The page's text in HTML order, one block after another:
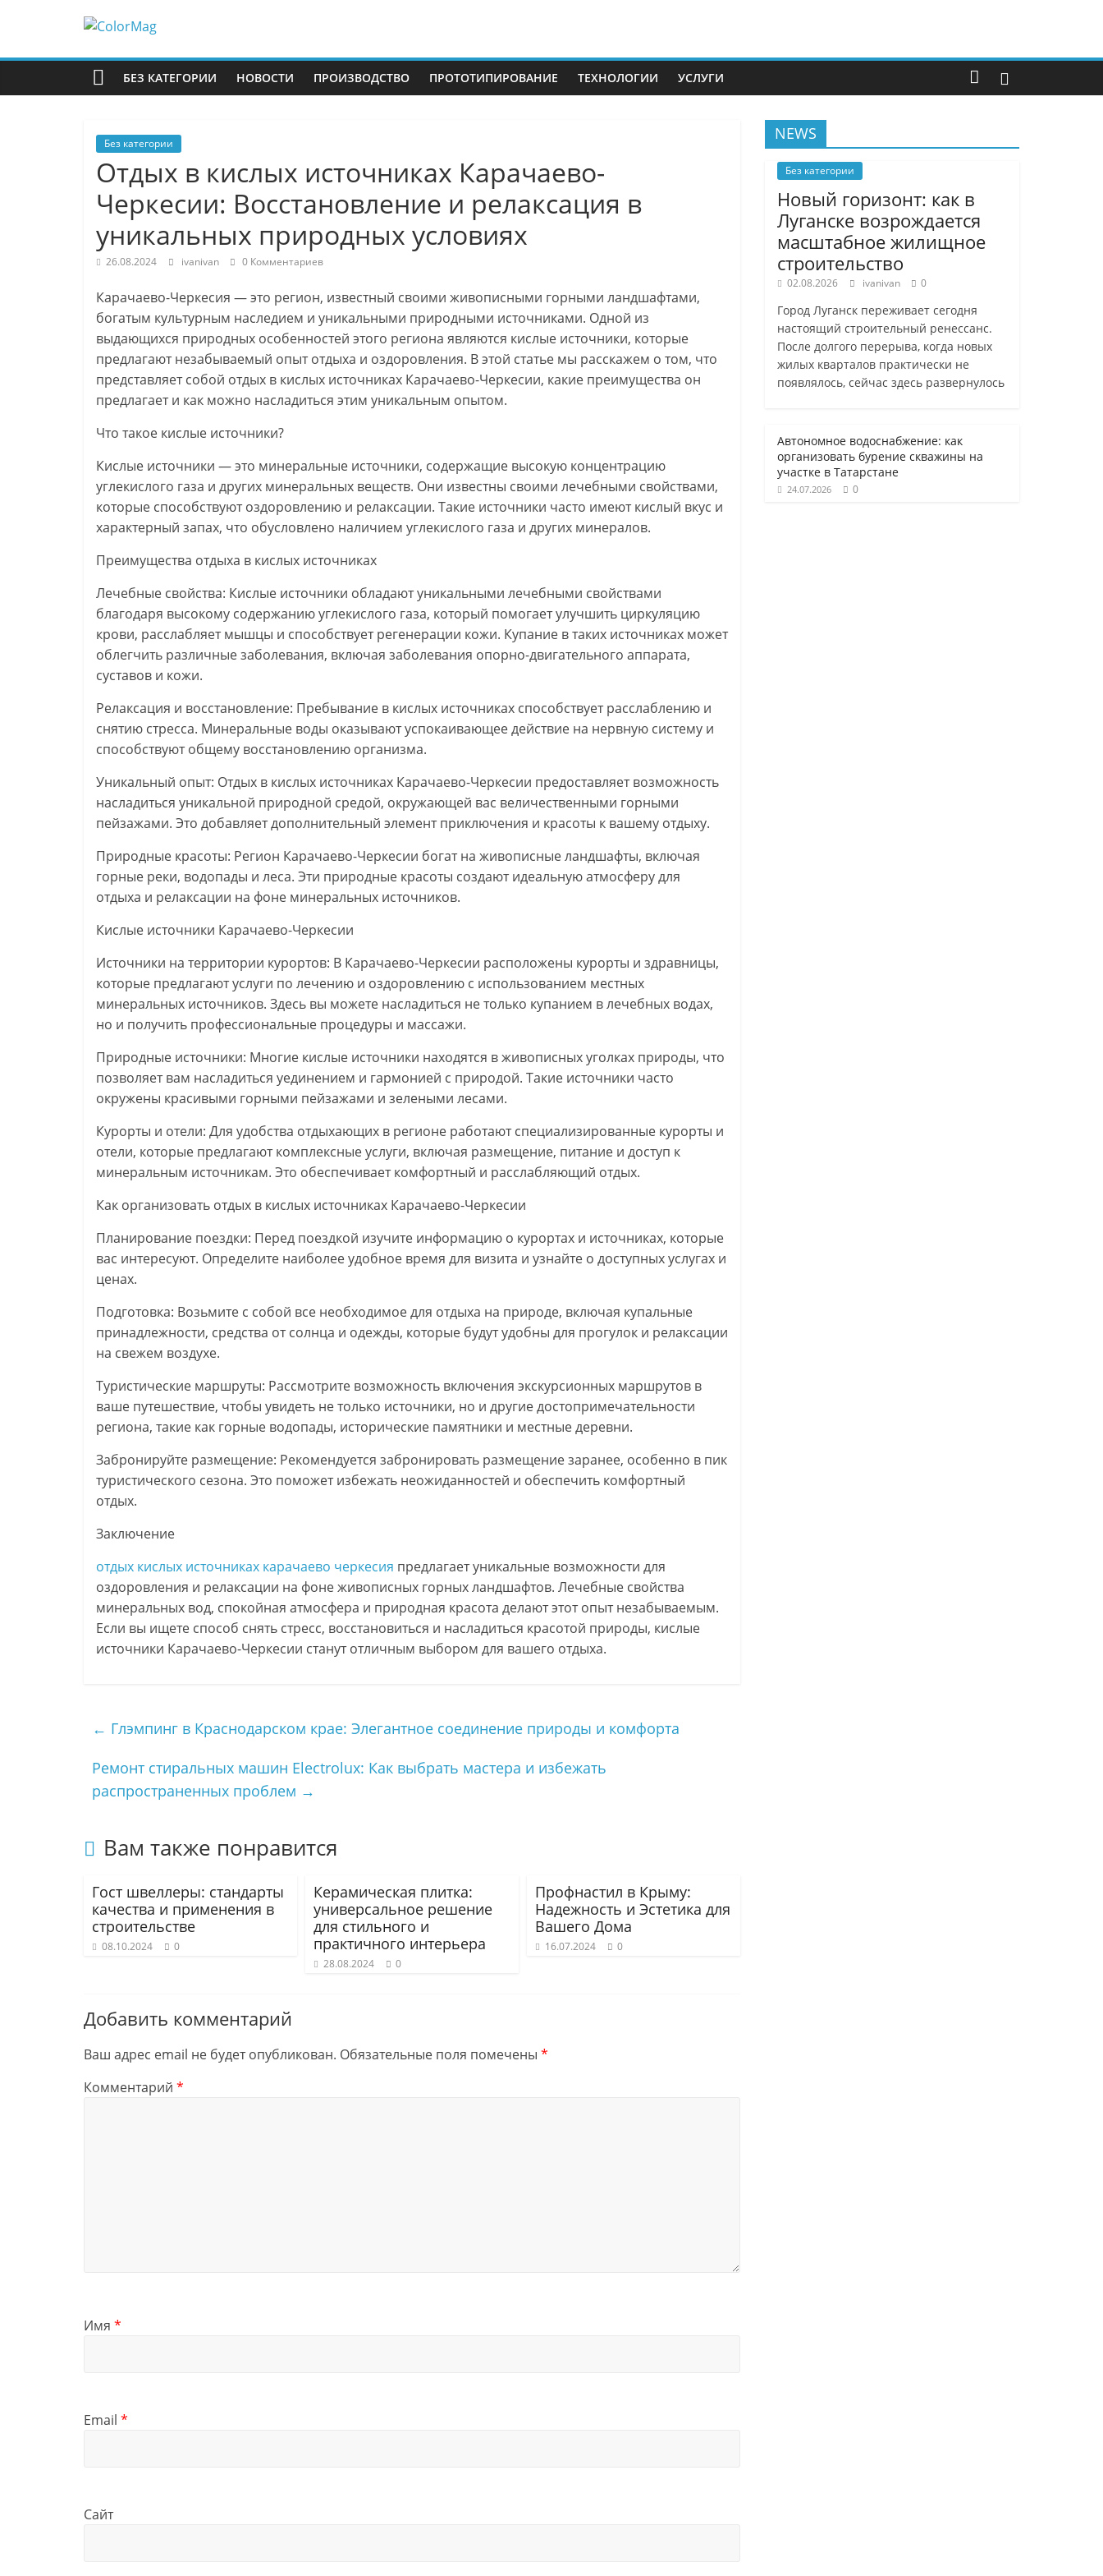
ColorMag
ColorMag
Demo
БЕЗ КАТЕГОРИИ НОВОСТИ ПРОИЗВОДСТВО ПРОТОТИПИРОВАНИЕ ТЕХНОЛОГИИ УСЛУГИ
Без категории
Отдых в кислых источниках Карачаево-
Черкесии: Восстановление и релаксация в
уникальных природных условиях
26.08.2024 ivanivan 0 Комментариев
Карачаево-Черкесия — это регион, известный своими живописными горными ландшафтами,
богатым культурным наследием и уникальными природными источниками. Одной из
выдающихся природных особенностей этого региона являются кислые источники, которые
предлагают незабываемый опыт отдыха и оздоровления. В этой статье мы расскажем о том, что
представляет собой отдых в кислых источниках Карачаево-Черкесии, какие преимущества он
предлагает и как можно насладиться этим уникальным опытом.
Что такое кислые источники?
Кислые источники — это минеральные источники, содержащие высокую концентрацию
углекислого газа и других минеральных веществ. Они известны своими лечебными свойствами,
которые способствуют оздоровлению и релаксации. Такие источники часто имеют кислый вкус и
характерный запах, что обусловлено наличием углекислого газа и других минералов.
Преимущества отдыха в кислых источниках
Лечебные свойства: Кислые источники обладают уникальными лечебными свойствами
благодаря высокому содержанию углекислого газа, который помогает улучшить циркуляцию
крови, расслабляет мышцы и способствует регенерации кожи. Купание в таких источниках может
облегчить различные заболевания, включая заболевания опорно-двигательного аппарата,
суставов и кожи.
Релаксация и восстановление: Пребывание в кислых источниках способствует расслаблению и
снятию стресса. Минеральные воды оказывают успокаивающее действие на нервную систему и
способствуют общему восстановлению организма.
Уникальный опыт: Отдых в кислых источниках Карачаево-Черкесии предоставляет возможность
насладиться уникальной природной средой, окружающей вас величественными горными
пейзажами. Это добавляет дополнительный элемент приключения и красоты к вашему отдыху.
Природные красоты: Регион Карачаево-Черкесии богат на живописные ландшафты, включая
горные реки, водопады и леса. Эти природные красоты создают идеальную атмосферу для
отдыха и релаксации на фоне минеральных источников.
Кислые источники Карачаево-Черкесии
Источники на территории курортов: В Карачаево-Черкесии расположены курорты и здравницы,
которые предлагают услуги по лечению и оздоровлению с использованием местных
минеральных источников. Здесь вы можете насладиться не только купанием в лечебных водах,
но и получить профессиональные процедуры и массажи.
Природные источники: Многие кислые источники находятся в живописных уголках природы, что
позволяет вам насладиться уединением и гармонией с природой. Такие источники часто
окружены красивыми горными пейзажами и зелеными лесами.
Курорты и отели: Для удобства отдыхающих в регионе работают специализированные курорты и
отели, которые предлагают комплексные услуги, включая размещение, питание и доступ к
минеральным источникам. Это обеспечивает комфортный и расслабляющий отдых.
Как организовать отдых в кислых источниках Карачаево-Черкесии
Планирование поездки: Перед поездкой изучите информацию о курортах и источниках, которые
вас интересуют. Определите наиболее удобное время для визита и узнайте о доступных услугах и
ценах.
Подготовка: Возьмите с собой все необходимое для отдыха на природе, включая купальные
принадлежности, средства от солнца и одежды, которые будут удобны для прогулок и релаксации
на свежем воздухе.
Туристические маршруты: Рассмотрите возможность включения экскурсионных маршрутов в
ваше путешествие, чтобы увидеть не только источники, но и другие достопримечательности
региона, такие как горные водопады, исторические памятники и местные деревни.
Забронируйте размещение: Рекомендуется забронировать размещение заранее, особенно в пик
туристического сезона. Это поможет избежать неожиданностей и обеспечить комфортный
отдых.
Заключение
отдых кислых источниках карачаево черкесия предлагает уникальные возможности для
оздоровления и релаксации на фоне живописных горных ландшафтов. Лечебные свойства
минеральных вод, спокойная атмосфера и природная красота делают этот опыт незабываемым.
Если вы ищете способ снять стресс, восстановиться и насладиться красотой природы, кислые
источники Карачаево-Черкесии станут отличным выбором для вашего отдыха.
← Глэмпинг в Краснодарском крае: Элегантное соединение природы и комфорта
Ремонт стиральных машин Electrolux: Как выбрать мастера и избежать
распространенных проблем →
Вам также понравится
Гост швеллеры: стандарты
качества и применения в
строительстве
08.10.2024 0
Керамическая плитка:
универсальное решение
для стильного и
практичного интерьера
28.08.2024 0
Профнастил в Крыму:
Надежность и Эстетика для
Вашего Дома
16.07.2024 0
Добавить комментарий
Ваш адрес email не будет опубликован. Обязательные поля помечены *
Комментарий *
Имя *
Email *
Сайт
NEWS
Без категории
Новый горизонт: как в
Луганске возрождается
масштабное жилищное
строительство
02.08.2026 ivanivan 0
Город Луганск переживает сегодня
настоящий строительный ренессанс.
После долгого перерыва, когда новых
жилых кварталов практически не
появлялось, сейчас здесь развернулось
Автономное водоснабжение: как
организовать бурение скважины на
участке в Татарстане
24.07.2026 0